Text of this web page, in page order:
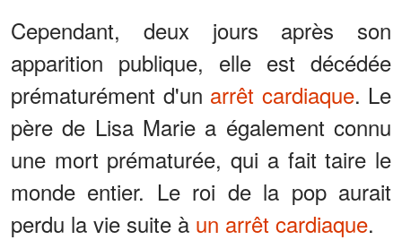
Cependant, deux jours après son
apparition publique, elle est décédée
prématurément d'un arrêt cardiaque. Le
père de Lisa Marie a également connu
une mort prématurée, qui a fait taire le
monde entier. Le roi de la pop aurait
perdu la vie suite à un arrêt cardiaque.